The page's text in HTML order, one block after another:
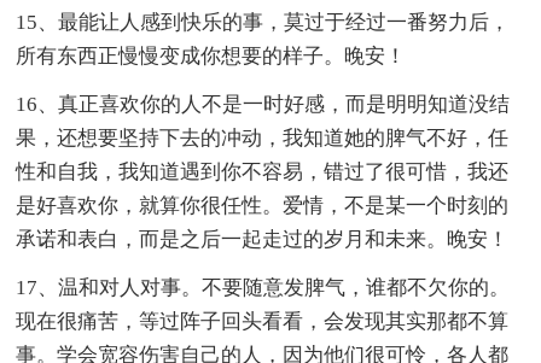
15、最能让人感到快乐的事，莫过于经过一番努力后，
所有东西正慢慢变成你想要的样子。晚安！
16、真正喜欢你的人不是一时好感，而是明明知道没结
果，还想要坚持下去的冲动，我知道她的脾气不好，任
性和自我，我知道遇到你不容易，错过了很可惜，我还
是好喜欢你，就算你很任性。爱情，不是某一个时刻的
承诺和表白，而是之后一起走过的岁月和未来。晚安！
17、温和对人对事。不要随意发脾气，谁都不欠你的。
现在很痛苦，等过阵子回头看看，会发现其实那都不算
事。学会宽容伤害自己的人，因为他们很可怜，各人都